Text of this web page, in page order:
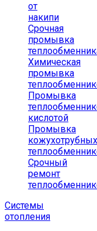
от
накипи
Срочная
промывка
Химическая
промывка
Промывка
кислотой
Промывка
кожухотрубных
Срочный
ремонт
Системы
отопления